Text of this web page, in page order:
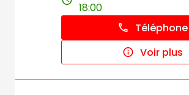
18:00
Téléphone
Voir plus